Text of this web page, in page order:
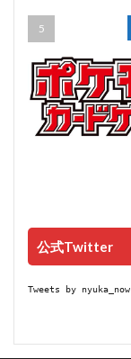
公式Twitter
Tweets by nyuka_now